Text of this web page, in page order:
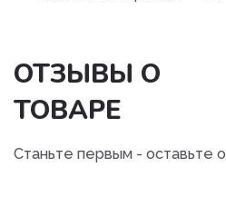
ОТЗЫВЫ О
ТОВАРЕ
Станьте первым - оставьте